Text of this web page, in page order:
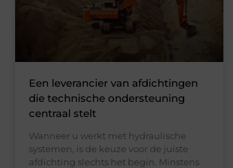
Een leverancier van afdichtingen
die technische ondersteuning
centraal stelt
Wanneer u werkt met hydraulische
systemen, is de keuze voor de juiste
afdichting slechts het begin. Minstens